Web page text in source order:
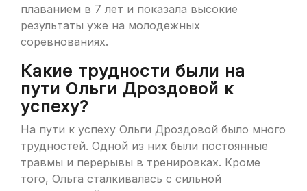
плаванием в 7 лет и показала высокие
результаты уже на молодежных
соревнованиях.
Какие трудности были на
пути Ольги Дроздовой к
успеху?
На пути к успеху Ольги Дроздовой было много
трудностей. Одной из них были постоянные
травмы и перерывы в тренировках. Кроме
того, Ольга сталкивалась с сильной